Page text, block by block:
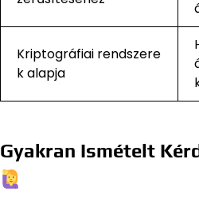
Kriptográfiai rendszere
k alapja
Gyakran Ismételt